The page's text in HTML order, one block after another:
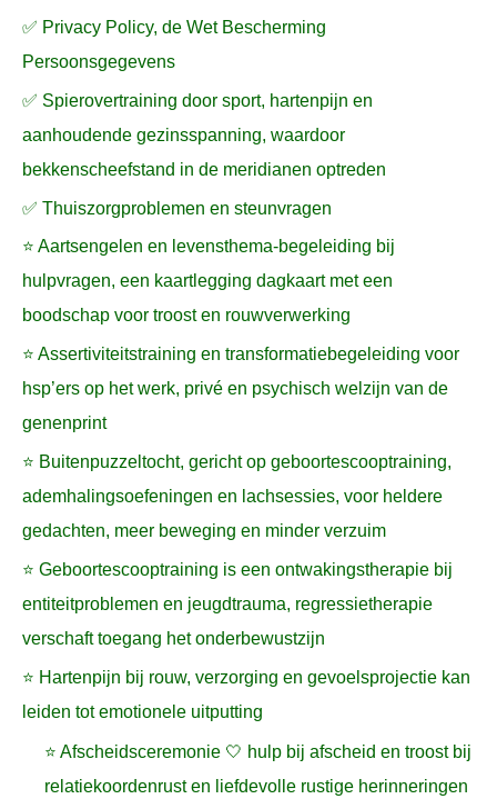
✅ Privacy Policy, de Wet Bescherming
Persoonsgegevens
✅ Spierovertraining door sport, hartenpijn en
aanhoudende gezinsspanning, waardoor
bekkenscheefstand in de meridianen optreden
✅ Thuiszorgproblemen en steunvragen
⭐ Aartsengelen en levensthema-begeleiding bij
hulpvragen, een kaartlegging dagkaart met een
boodschap voor troost en rouwverwerking
⭐ Assertiviteitstraining en transformatiebegeleiding voor
hsp’ers op het werk, privé en psychisch welzijn van de
genenprint
⭐ Buitenpuzzeltocht, gericht op geboortescooptraining,
ademhalingsoefeningen en lachsessies, voor heldere
gedachten, meer beweging en minder verzuim
⭐ Geboortescooptraining is een ontwakingstherapie bij
entiteitproblemen en jeugdtrauma, regressietherapie
verschaft toegang het onderbewustzijn
⭐ Hartenpijn bij rouw, verzorging en gevoelsprojectie kan
leiden tot emotionele uitputting
⭐ Afscheidsceremonie 🤍 hulp bij afscheid en troost bij
relatiekoordenrust en liefdevolle rustige herinneringen